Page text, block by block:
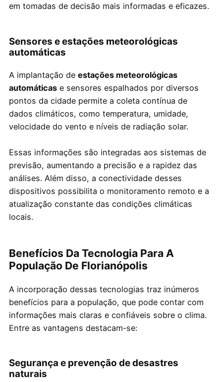
em tomadas de decisão mais informadas e eficazes.
Sensores e estações meteorológicas
automáticas
A implantação de estações meteorológicas
automáticase sensores espalhados por diversos
pontos da cidade permite a coleta contínua de
dados climáticos, como temperatura, umidade,
velocidade do vento e níveis de radiação solar.
Essas informações são integradas aos sistemas de
previsão, aumentando a precisão e a rapidez das
análises. Além disso, a conectividade desses
dispositivos possibilita o monitoramento remoto e a
atualização constante das condições climáticas
locais.
Benefícios Da Tecnologia Para A
População De Florianópolis
A incorporação dessas tecnologias traz inúmeros
benefícios para a população, que pode contar com
informações mais claras e confiáveis sobre o clima.
Entre as vantagens destacam-se:
Segurança e prevenção de desastres
naturais